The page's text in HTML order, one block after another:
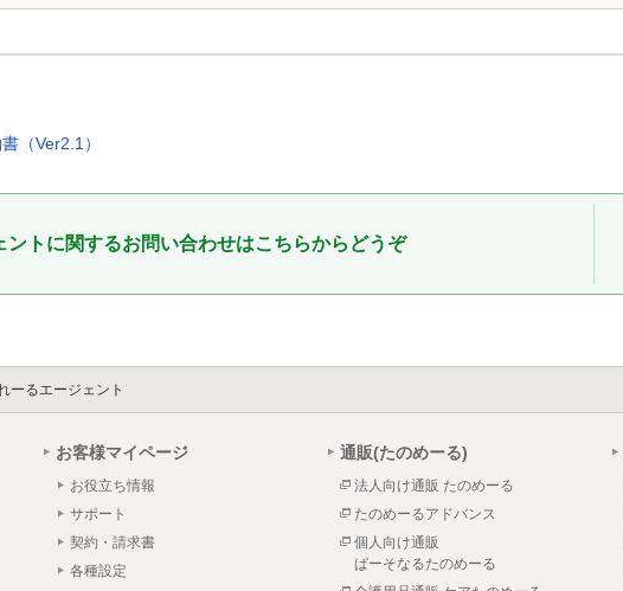
（Ver2.1）
ントに関するお問い合わせはこちらからどうぞ
ーるエージェント
お客様マイページ
お役立ち情報
サポート
契約・請求書
各種設定
通販(たのめーる)
法人向け通販 たのめーる
たのめーるアドバンス
個人向け通販
ぱーそなるたのめーる